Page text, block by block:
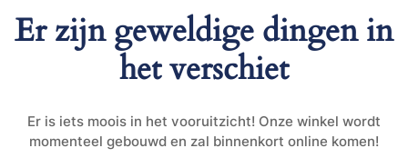
Er zijn geweldige dingen in
het verschiet
Er is iets moois in het vooruitzicht! Onze winkel wordt
momenteel gebouwd en zal binnenkort online komen!